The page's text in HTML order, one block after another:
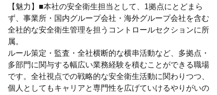
【魅力】■本社の安全衛生担当として、1拠点にとどまら
ず、事業所・国内グループ会社・海外グループ会社を含む
全社的な安全衛生管理を担うコントロールセクションに所
属。
ルール策定・監査・全社横断的な横串活動など、多拠点・
多部門に関与する幅広い業務経験を積むことができる職場
です。全社視点での戦略的な安全衛生活動に関わりつつ、
個人としてもキャリアと専門性を広げていけるやりがいの